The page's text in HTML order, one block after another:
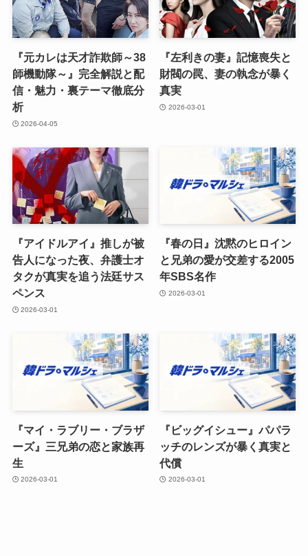
『元カレは天才詐欺師～38
師機動隊～』完全解説と配
信・魅力・裏テーマ徹底分
析
2026-04-05
『左利きの妻』記憶喪失と
財閥の罠、妻の執念が暴く
真実
2026-03-01
『アイドルアイ』推しが被
告人になった夜、弁護士オ
タクが真実を追う法廷サス
ペンス
2026-03-01
『春の日』沈黙のヒロイン
と兄弟の愛が交差する2005
年SBS名作
2026-03-01
『マイ・ラブリー・ブラザ
ーズ』三兄弟の恋と家族再
生
2026-03-01
『ビッグイシュー』パパラ
ッチのレンズが暴く真実と
代償
2026-03-01